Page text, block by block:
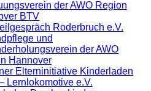
der AWO Region
BTV
Roderbruch e.V.
und
der AWO
Hannover
Elterninitiative Kinderladen
Lernlokomotive e.V.